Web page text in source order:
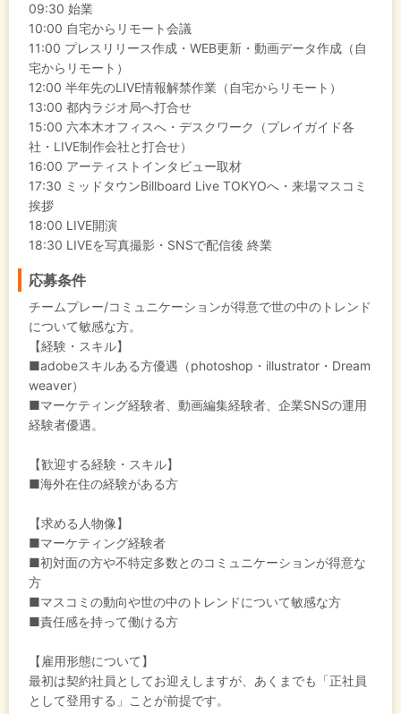
09:30 始業
10:00 自宅からリモート会議
11:00 プレスリリース作成・WEB更新・動画データ作成（自
宅からリモート）
12:00 半年先のLIVE情報解禁作業（自宅からリモート）
13:00 都内ラジオ局へ打合せ
15:00 六本木オフィスへ・デスクワーク（プレイガイド各
社・LIVE制作会社と打合せ）
16:00 アーティストインタビュー取材
17:30 ミッドタウンBillboard Live TOKYOへ・来場マスコミ
挨拶
18:00 LIVE開演
18:30 LIVEを写真撮影・SNSで配信後 終業
応募条件
チームプレー/コミュニケーションが得意で世の中のトレンド
について敏感な方。
【経験・スキル】
■adobeスキルある方優遇（photoshop・illustrator・Dream
weaver）
■マーケティング経験者、動画編集経験者、企業SNSの運用
経験者優遇。
【歓迎する経験・スキル】
■海外在住の経験がある方
【求める人物像】
■マーケティング経験者
■初対面の方や不特定多数とのコミュニケーションが得意な
方
■マスコミの動向や世の中のトレンドについて敏感な方
■責任感を持って働ける方
【雇用形態について】
最初は契約社員としてお迎えしますが、あくまでも「正社員
として登用する」ことが前提です。